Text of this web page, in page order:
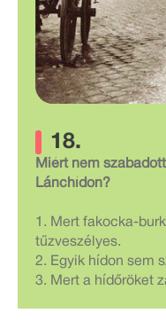
18.
Miért nem
Lánchídon?
1. Mert fakocka-
tűzveszélyes.
2. Egyik hídon sem
3. Mert a hídőröket